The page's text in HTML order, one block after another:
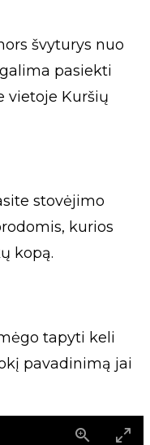
švyturys nuo
pasiekti
vietoje Kuršių
stovėjimo
kurios
kopą.
tapyti keli
pavadinimą jai